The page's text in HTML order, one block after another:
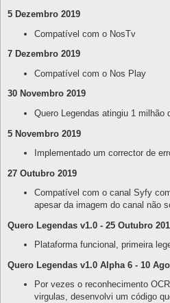
5 Dezembro 2019
Compatível com o NosTv
7 Dezembro 2019
Compatível com o Nos Play
30 Novembro 2019
Quero Legendas atingiu 1 milhão
5 Novembro 2019
Implementado um corrector de
27 Outubro 2019
Compatível com o canal Syfy
apesar da imagem do canal não
Quero Legendas v1.0 - 25 Outubro
Plataforma funcional, primeira
Quero Legendas v1.0 Alpha 6 - 10
Por vezes o reconhecimento
virgulas, desenvolvi um código